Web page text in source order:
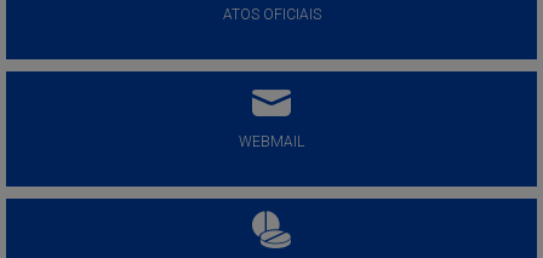
ATOS OFICIAIS
WEBMAIL